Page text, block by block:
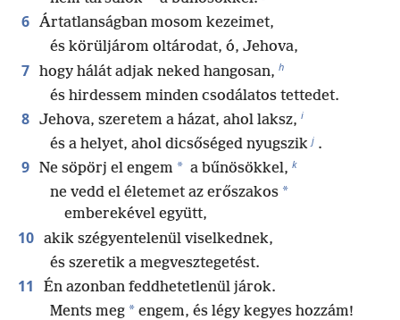
6 Ártatlanságban mosom kezeimet,
és körüljárom oltárodat, ó, Jehova,
7 hogy hálát adjak neked hangosan, h
és hirdessem minden csodálatos tettedet.
8 Jehova, szeretem a házat, ahol laksz, i
és a helyet, ahol dicsőséged nyugszik j .
9 Ne söpörj el engem * a bűnösökkel, k
ne vedd el életemet az erőszakos *
emberekével együtt,
10 akik szégyentelenül viselkednek,
és szeretik a megvesztegetést.
11
Én azonban feddhetetlenül járok.
Ments meg * engem, és légy kegyes hozzám!